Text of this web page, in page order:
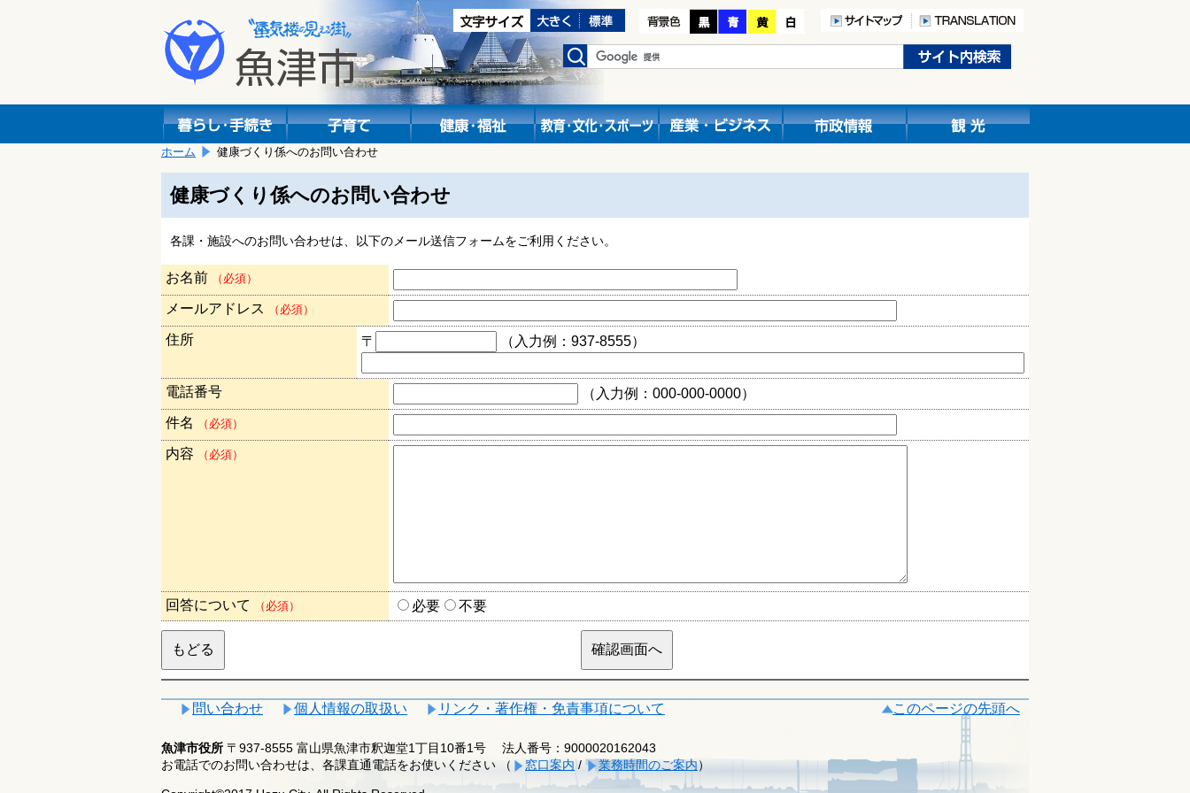
し
ホーム 健康づくり係へのお問い合わせ
健康づくり係へのお問い合わせ
各課・施設へのお問い合わせは、以下のメール送信フォームをご利用ください。
お名前 （必須）
メールアドレス （必須）
住所 〒 （入力例：937-8555）
電話番号
（入力例：000-000-0000）
件名
（必須）
内容 （必須）
回答について （必須） 必要 不要
問い合わせ 個人情報の取扱い リンク・著作権・免責事項について このページの先頭へ
魚津市役所 〒937-8555 富山県魚津市釈迦堂1丁目10番1号
法人番号：9000020162043
お電話でのお問い合わせは、各課直通電話をお使いください （
窓口案内/ 業務時間のご案内）